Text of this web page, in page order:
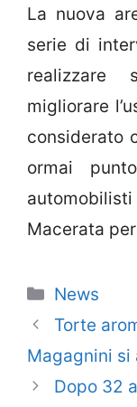
La nuova
serie di
realizzare
migliorare
considerato
ormai
Macerata
Categorie
News
Torte
Magagnini si
Dopo 32